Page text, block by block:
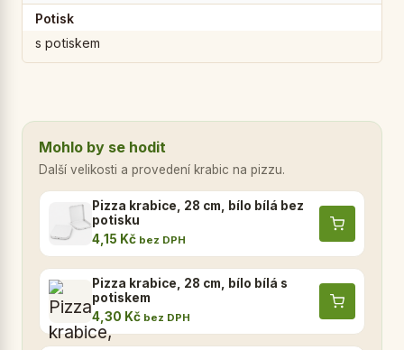
Potisk
s potiskem
Mohlo by se hodit
Další velikosti a provedení krabic na pizzu.
Pizza krabice, 28 cm, bílo bílá bez
potisku
4,15 Kč bez DPH
Pizza krabice, 28 cm, bílo bílá s
potiskem
4,30 Kč bez DPH